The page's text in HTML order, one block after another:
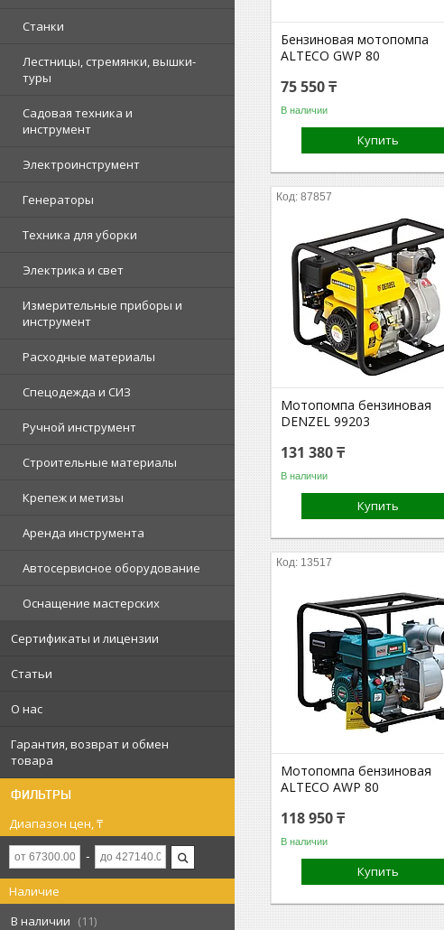
Станки
Лестницы, стремянки, вышки-
туры
Садовая техника и
инструмент
Электроинструмент
Генераторы
Техника для уборки
Электрика и свет
Измерительные приборы и
инструмент
Расходные материалы
Спецодежда и СИЗ
Ручной инструмент
Строительные материалы
Крепеж и метизы
Аренда инструмента
Автосервисное оборудование
Оснащение мастерских
Сертификаты и лицензии
Статьи
О нас
Гарантия, возврат и обмен
товара
ФИЛЬТРЫ
Диапазон цен, ₸
Наличие
В наличии
11
Бензиновая мотопомпа
ALTECO GWP 80
75 550 ₸
В наличии
Купить
87857
Мотопомпа бензиновая
DENZEL 99203
131 380 ₸
В наличии
Купить
13517
Мотопомпа бензиновая
ALTECO AWP 80
118 950 ₸
В наличии
Купить